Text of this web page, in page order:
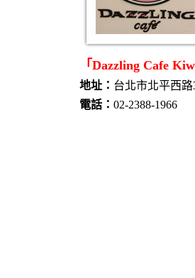
「Dazzling Cafe
地址： 台北市北平西路
電話： 02-2388-1966